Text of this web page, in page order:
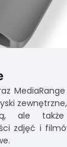
ale także
zdjęć i